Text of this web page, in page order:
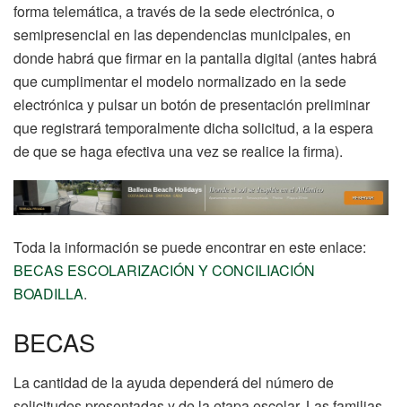
forma telemática, a través de la sede electrónica, o
semipresencial en las dependencias municipales, en
donde habrá que firmar en la pantalla digital (antes habrá
que cumplimentar el modelo normalizado en la sede
electrónica y pulsar un botón de presentación preliminar
que registrará temporalmente dicha solicitud, a la espera
de que se haga efectiva una vez se realice la firma).
Toda la información se puede encontrar en este enlace:
BECAS ESCOLARIZACIÓN Y CONCILIACIÓN
BOADILLA.
BECAS
La cantidad de la ayuda dependerá del número de